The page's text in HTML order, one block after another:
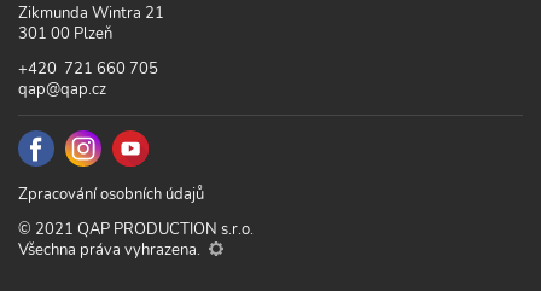
Zikmunda Wintra 21
301 00 Plzeň
+420 721 660 705
qap@qap.cz
Zpracování osobních údajů
© 2021 QAP PRODUCTION s.r.o.
Všechna práva vyhrazena.